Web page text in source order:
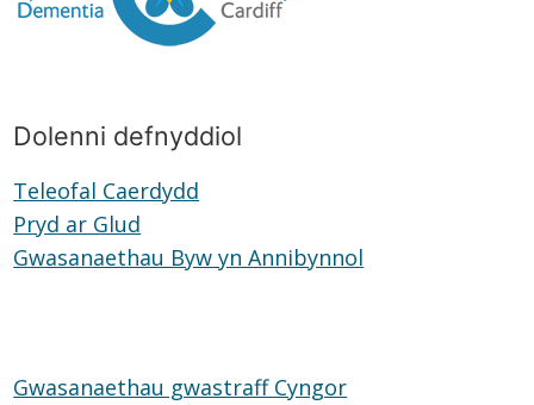
Dolenni defnyddiol
Teleofal Caerdydd
Pryd ar Glud
ar
Gwasanaethau Byw yn Annibynnol
Gwasanaethau gwastraff Cyngor